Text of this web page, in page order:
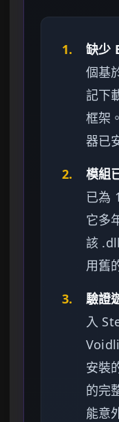
1. 缺少
個基
記下
框架
器已
2.
模組
已為
它多
該
用舊
3.
驗證
入
安裝
的完
能意